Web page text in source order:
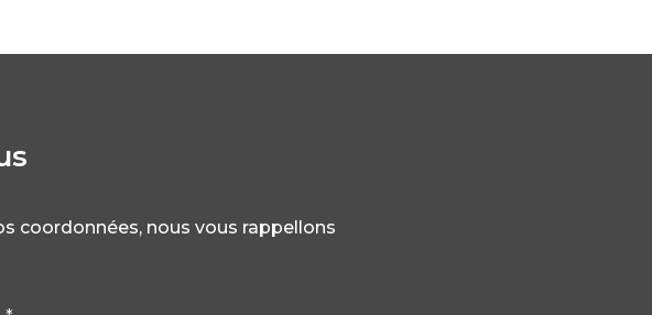
coordonnées, nous vous rappellons